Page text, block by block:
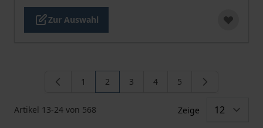
Zur Auswahl
Artikel 13-24 von 568
Seite
1 Sie lesen gerade die Seite
2 Seite
3 Seite
4 Seite
5
Zeige